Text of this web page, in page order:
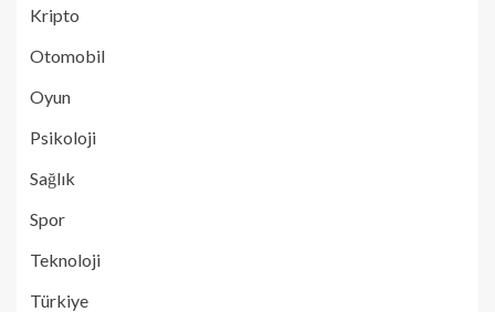
Kripto
Otomobil
Oyun
Psikoloji
Sağlık
Spor
Teknoloji
Türkiye